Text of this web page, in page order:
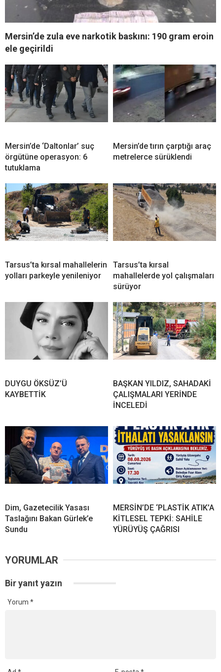
Mersin’de zula eve narkotik baskını: 190 gram eroin
ele geçirildi
Mersin’de ‘Daltonlar’ suç
örgütüne operasyon: 6
tutuklama
Mersin’de tırın çarptığı araç
metrelerce sürüklendi
Tarsus’ta kırsal mahallelerin
yolları parkeyle yenileniyor
Tarsus’ta kırsal
mahallelerde yol çalışmaları
sürüyor
DUYGU ÖKSÜZ’Ü
KAYBETTİK
BAŞKAN YILDIZ, SAHADAKİ
ÇALIŞMALARI YERİNDE
İNCELEDİ
Dim, Gazetecilik Yasası
Taslağını Bakan Gürlek’e
Sundu
MERSİN’DE ‘PLASTİK ATIK’A
KİTLESEL TEPKİ: SAHİLE
YÜRÜYÜŞ ÇAĞRISI
YORUMLAR
Bir yanıt yazın
Yorum *